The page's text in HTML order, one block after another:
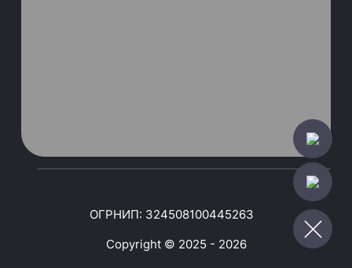
ОГРНИП: 324508100445263
Copyright © 2025 - 2026